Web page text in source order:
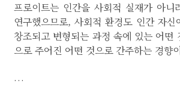
프로이트는 인간을 사회적 실재가 아니
연구했으므로, 사회적 환경도 인간 자신
창조되고 변형되는 과정 속에 있는 어떤
으로 주어진 어떤 것으로 간주하는 경향
…